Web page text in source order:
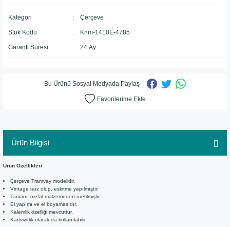
Kategori Çerçeve
Stok Kodu Knm-1410E-4785
Garanti Süresi 24 Ay
Bu Ürünü Sosyal Medyada Paylaş
Ürün Bilgisi
Ürün Özellikleri
Çerçeve Tramvay modelidir.
Vintage tarz olup, eskitme yapılmıştır.
Tamamı metal malzemeden üretilmiştir.
El yapımı ve el boyamasıdır.
Kalemlik özelliği mevcuttur.
Kartvizitlik olarak da kullanılabilir.